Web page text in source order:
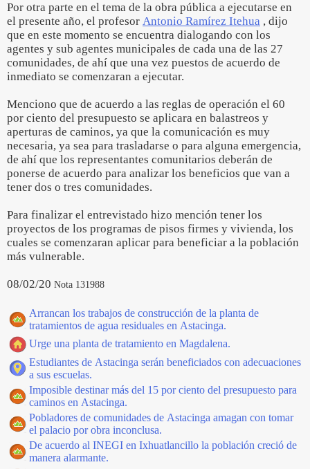
Por otra parte en el tema de la obra pública a ejecutarse en
el presente año, el profesor Antonio Ramírez Itehua , dijo
que en este momento se encuentra dialogando con los
agentes y sub agentes municipales de cada una de las 27
comunidades, de ahí que una vez puestos de acuerdo de
inmediato se comenzaran a ejecutar.
Menciono que de acuerdo a las reglas de operación el 60
por ciento del presupuesto se aplicara en balastreos y
aperturas de caminos, ya que la comunicación es muy
necesaria, ya sea para trasladarse o para alguna emergencia,
de ahí que los representantes comunitarios deberán de
ponerse de acuerdo para analizar los beneficios que van a
tener dos o tres comunidades.
Para finalizar el entrevistado hizo mención tener los
proyectos de los programas de pisos firmes y vivienda, los
cuales se comenzaran aplicar para beneficiar a la población
más vulnerable.
08/02/20 Nota 131988
Arrancan los trabajos de construcción de la planta de
tratamientos de agua residuales en Astacinga.
Urge una planta de tratamiento en Magdalena.
Estudiantes de Astacinga serán beneficiados con adecuaciones
a sus escuelas.
Imposible destinar más del 15 por ciento del presupuesto para
caminos en Astacinga.
Pobladores de comunidades de Astacinga amagan con tomar
el palacio por obra inconclusa.
De acuerdo al INEGI en Ixhuatlancillo la población creció de
manera alarmante.